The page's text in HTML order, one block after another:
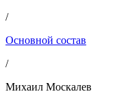
/
Основной состав
/
Михаил Москалев